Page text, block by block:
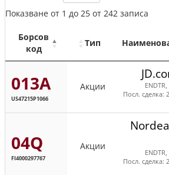
Показване от 1 до 25 от 242 записа
Борсов
код
Тип
013A
US47215P1066
Акции ENDTR,
Посл. сделка:
04Q
FI4000297767
Акции
ENDTR,
Посл. сделка: